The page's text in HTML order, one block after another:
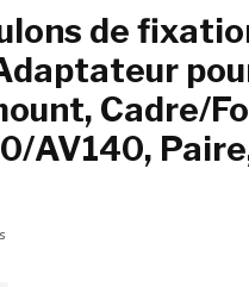
de
Cadre/
AV140,